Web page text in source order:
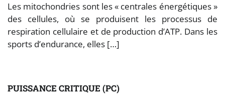
Les mitochondries sont les « centrales énergétiques »
des cellules, où se produisent les processus de
respiration cellulaire et de production d’ATP. Dans les
sports d’endurance, elles […]
PUISSANCE CRITIQUE (PC)